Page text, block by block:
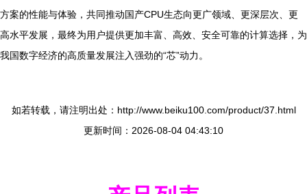
方案的性能与体验，共同推动国产CPU生态向更广领域、更深层次、更
高水平发展，最终为用户提供更加丰富、高效、安全可靠的计算选择，为
我国数字经济的高质量发展注入强劲的“芯”动力。
如若转载，请注明出处：http://www.beiku100.com/product/37.html
更新时间：2026-08-04 04:43:10